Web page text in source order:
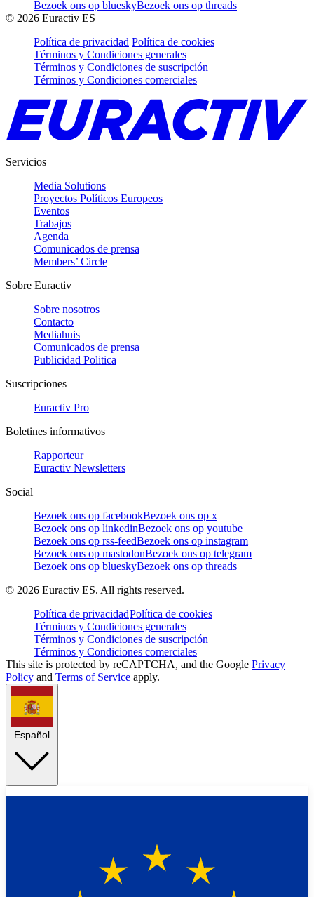
Bezoek ons op blueskyBezoek ons op threads
© 2026 Euractiv ES
Política de privacidad Política de cookies
Términos y Condiciones generales
Términos y Condiciones de suscripción
Términos y Condiciones comerciales
Servicios
Media Solutions
Proyectos Políticos Europeos
Eventos
Trabajos
Agenda
Comunicados de prensa
Members’ Circle
Sobre Euractiv
Sobre nosotros
Contacto
Mediahuis
Comunicados de prensa
Publicidad Politica
Suscripciones
Euractiv Pro
Boletines informativos
Rapporteur
Euractiv Newsletters
Social
Bezoek ons op facebookBezoek ons op x
Bezoek ons op linkedinBezoek ons op youtube
Bezoek ons op rss-feedBezoek ons op instagram
Bezoek ons op mastodonBezoek ons op telegram
Bezoek ons op blueskyBezoek ons op threads
© 2026 Euractiv ES. All rights reserved.
Política de privacidadPolítica de cookies
Términos y Condiciones generales
Términos y Condiciones de suscripción
Términos y Condiciones comerciales
This site is protected by reCAPTCHA, and the Google Privacy
Policy and Terms of Service apply.
Español